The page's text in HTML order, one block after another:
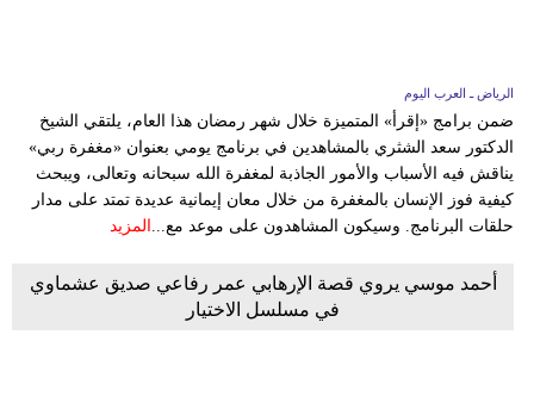
الرياض ـ العرب اليوم
ضمن برامج «إقرأ» المتميزة خلال شهر رمضان هذا العام، يلتقي الشيخ
الدكتور سعد الشثري بالمشاهدين في برنامج يومي بعنوان «مغفرة ربي»
يناقش فيه الأسباب والأمور الجاذبة لمغفرة الله سبحانه وتعالى، ويبحث
كيفية فوز الإنسان بالمغفرة من خلال معان إيمانية عديدة تمتد على مدار
حلقات البرنامج. وسيكون المشاهدون على موعد مع... المزيد
أحمد موسي يروي قصة الإرهابي عمر رفاعي صديق عشماوي
في مسلسل الاختيار